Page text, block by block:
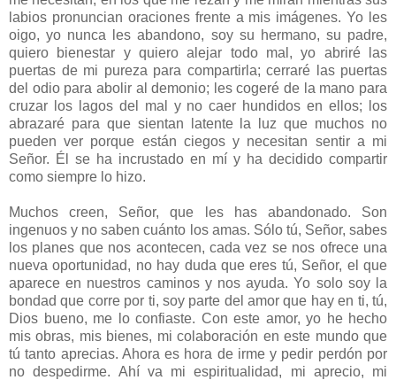
labios pronuncian oraciones frente a mis imágenes. Yo les
oigo, yo nunca les abandono, soy su hermano, su padre,
quiero bienestar y quiero alejar todo mal, yo abriré las
puertas de mi pureza para compartirla; cerraré las puertas
del odio para abolir al demonio; les cogeré de la mano para
cruzar los lagos del mal y no caer hundidos en ellos; los
abrazaré para que sientan latente la luz que muchos no
pueden ver porque están ciegos y necesitan sentir a mi
Señor. Él se ha incrustado en mí y ha decidido compartir
como siempre lo hizo.
Muchos creen, Señor, que les has abandonado. Son
ingenuos y no saben cuánto los amas. Sólo tú, Señor, sabes
los planes que nos acontecen, cada vez se nos ofrece una
nueva oportunidad, no hay duda que eres tú, Señor, el que
aparece en nuestros caminos y nos ayuda. Yo solo soy la
bondad que corre por ti, soy parte del amor que hay en ti, tú,
Dios bueno, me lo confiaste. Con este amor, yo he hecho
mis obras, mis bienes, mi colaboración en este mundo que
tú tanto aprecias. Ahora es hora de irme y pedir perdón por
no despedirme. Ahí va mi espiritualidad, mi aprecio, mi